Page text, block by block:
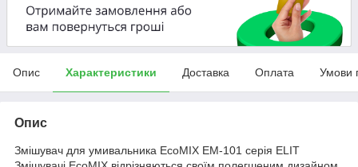
Опис Характеристики Доставка Оплата Умови
Опис
Змішувач для умивальника EcoMIX EM-101 серія ELIT